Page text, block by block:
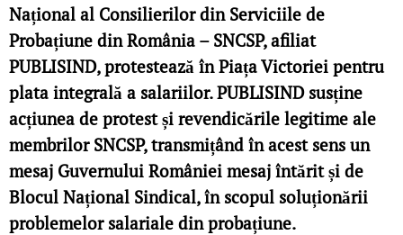
Național al Consilierilor din Serviciile de
Probațiune din România – SNCSP, afiliat
PUBLISIND, protestează în Piața Victoriei pentru
plata integrală a salariilor. PUBLISIND susține
acțiunea de protest și revendicările legitime ale
membrilor SNCSP, transmițând în acest sens un
mesaj Guvernului României mesaj întărit și de
Blocul Național Sindical, în scopul soluționării
problemelor salariale din probațiune.